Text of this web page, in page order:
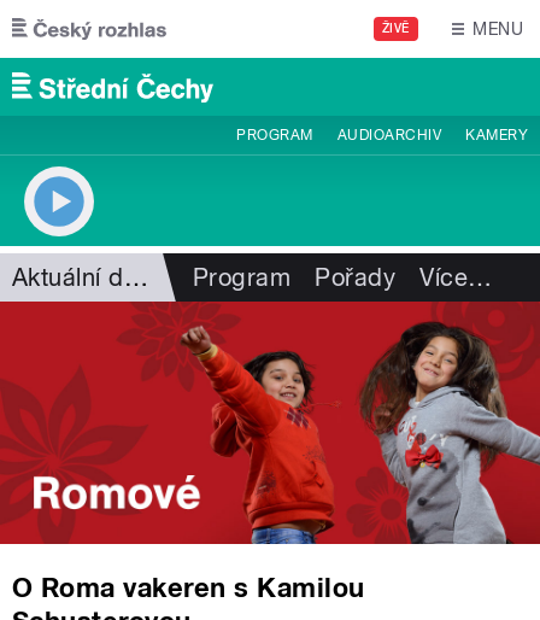
Přejít k hlavnímu obsahu
ŽIVĚ MENU
PROGRAM AUDIOARCHIV KAMERY
Aktuální dění Program Pořady Více…
O Roma vakeren s Kamilou